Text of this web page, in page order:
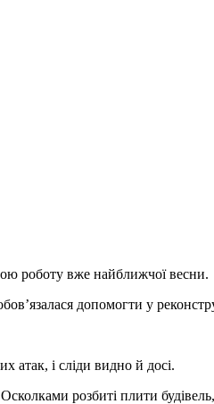
роботу вже найближчої весни.
допомогти у
атак, і сліди видно й досі.
розбиті плити